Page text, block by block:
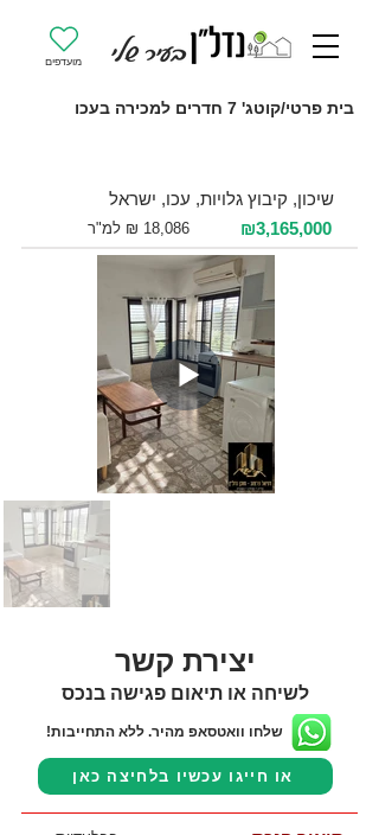
מועדפים
בית פרטי/קוטג' 7 חדרים למכירה בעכו
שיכון, קיבוץ גלויות, עכו, ישראל
₪3,165,000
יצירת קשר
לשיחה או תיאום פגישה בנכס
שלחו וואטסאפ מהיר. ללא התחייבות!
או חייגו עכשיו בלחיצה כאן